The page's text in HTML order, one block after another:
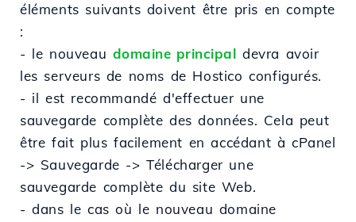
éléments suivants doivent être pris en compte
:
- le nouveau domaine principal devra avoir
les serveurs de noms de Hostico configurés.
- il est recommandé d'effectuer une
sauvegarde complète des données. Cela peut
être fait plus facilement en accédant à cPanel
-> Sauvegarde -> Télécharger une
sauvegarde complète du site Web.
- dans le cas où le nouveau domaine